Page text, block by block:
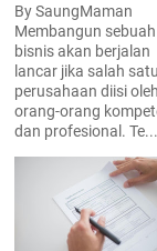
By SaungMaman
Membangun sebuah
bisnis akan berjalan
lancar jika salah
perusahaan diisi oleh
orang-orang
dan profesional. Te...